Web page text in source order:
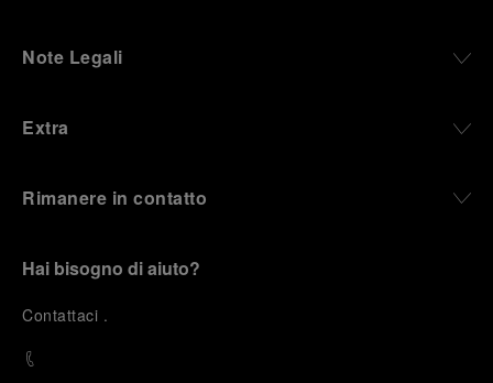
Note Legali
Extra
Rimanere in contatto
Hai bisogno di aiuto?
Contattaci .